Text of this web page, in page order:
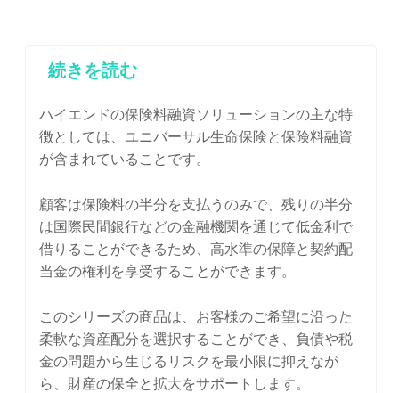
続きを読む
ハイエンドの保険料融資ソリューションの主な特
徴としては、ユニバーサル生命保険と保険料融資
が含まれていることです。
顧客は保険料の半分を支払うのみで、残りの半分
は国際民間銀行などの金融機関を通じて低金利で
借りることができるため、高水準の保障と契約配
当金の権利を享受することができます。
このシリーズの商品は、お客様のご希望に沿った
柔軟な資産配分を選択することができ、負債や税
金の問題から生じるリスクを最小限に抑えなが
ら、財産の保全と拡大をサポートします。